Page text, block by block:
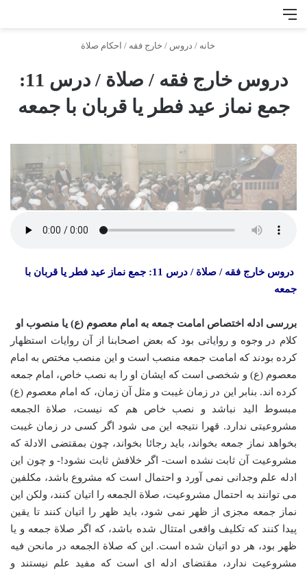
خانه / دروس / خارج فقه / احكام صلاة
دروس خارج فقه / صلاة / درس 11:
جمع نماز عید فطر یا قربان با جمعه
دروس خارج فقه / صلاة / درس 11: جمع نماز عید فطر یا قربان با
جمعه
بررسی ادله اختصاص امامت جمعه به امام معصوم (ع) یا منصوب او
کلام در وجوه و روایاتی بود که بعض اصحابنا از آن روایات استظهار
کرده بودند که امامت جمعه منصب است و این منصب مختص به امام
معصوم (ع) و شخصی است که ایشان او را به نصب خاص، امام جمعه
کرده اند. بنابر این در زمان غیبت و مثل آن زمان، که امام معصوم (ع)
مبسوط الید نباشد و نصب خاص هم که نیست، صلاة الجمعه
مشروعیتی ندارد. قهرا نتیجه این می شود اگر کسی در زمان غیبت
بخواهد نماز جمعه بخواند، باید رجائا بخواند، چون بمقتضی الادلة که
مشروعیت آن ثابت نشده است- اگر خلافش ثابت نشود!- و چون این
ادله علم وجدانی نمی آورد و احتمال است که مشروع باشد، مکلفین
می توانند به احتمال مشروعیت، صلاة الجمعه را اتیان کنند، ولکن این
نماز جمعه مجزی از ظهر نمی شود، باید ظهر را اتیان کنند تا یقین
پیدا کنند که تکلیف واقعی امتثال شده باشد، که اگر صلاة جمعه و یا
ظهر بود، هر دو اتیان شده است. این که صلاة الجمعه در مانحن فیه
مشروعیت ندارد، مقتضای ادله ای است که مفید علم نیستند و